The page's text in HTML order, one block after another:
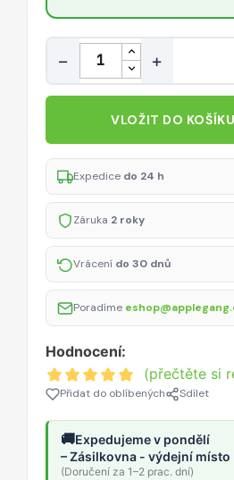
Množství
− +
VLOŽIT DO KOŠÍKU
Expedice do 24 h
Záruka 2 roky
Vrácení do 30 dnů
Poradíme
Hodnocení:
(přečtěte si
Přidat do oblíbených Sdílet
🚚Expedujeme v pondělí
– Zásilkovna - výdejní místo
(Doručení za 1–2 prac. dní)